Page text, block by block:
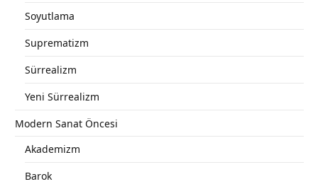
Soyutlama
Suprematizm
Sürrealizm
Yeni Sürrealizm
Modern Sanat Öncesi
Akademizm
Barok